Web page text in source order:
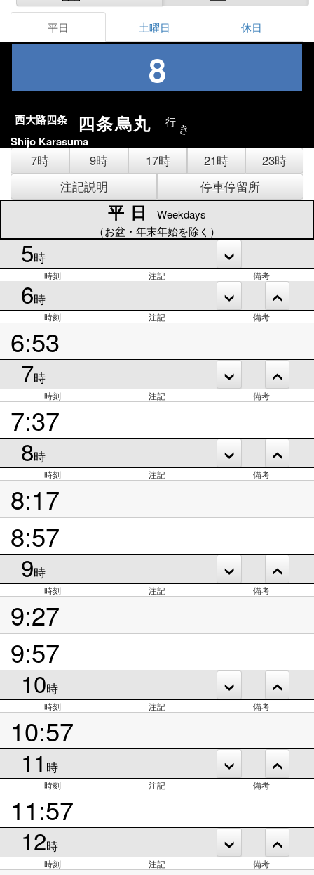
平日 土曜日 休日
8
西大路四条 四条烏丸 行 き
Shijo Karasuma
7時 9時 17時 21時
23時
注記説明
停車停留所
平日
Weekdays
（お盆・年末年始を除く）
5時
時刻 注記 備考
6時
時刻 注記 備考
6:53
7時
時刻 注記 備考
7:37
8時
時刻 注記 備考
8:17
8:57
9時
時刻 注記 備考
9:27
9:57
10時
時刻 注記 備考
10:57
11 時
時刻 注記 備考
11:57
12時
時刻 注記 備考